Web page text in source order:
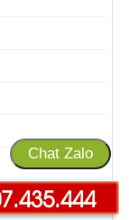
Chat Zalo